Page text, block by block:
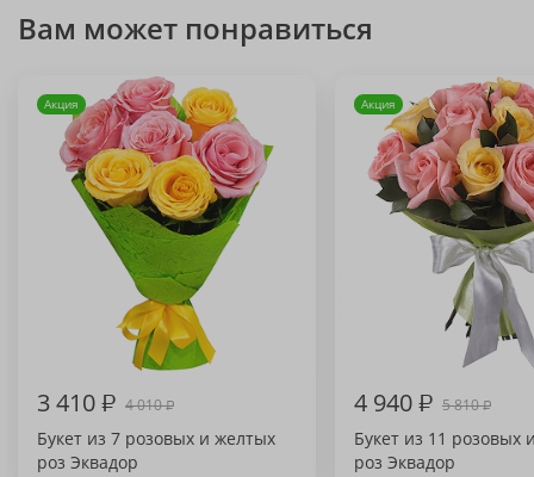
Вам может понравиться
Акция
3 410₽ 4 010₽
Букет из 7 розовых и желтых
роз Эквадор
Акция
4 940₽ 5 810₽
Букет из 11 розовых
роз Эквадор